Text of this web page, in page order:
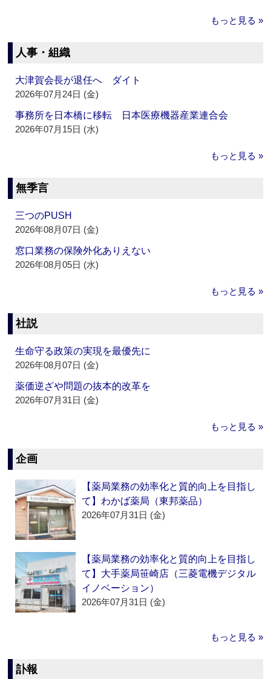
もっと見る »
人事・組織
大津賀会長が退任へ ダイト
2026年07月24日 (金)
事務所を日本橋に移転 日本医療機器産業連合会
2026年07月15日 (水)
もっと見る »
無季言
三つのPUSH
2026年08月07日 (金)
窓口業務の保険外化ありえない
2026年08月05日 (水)
もっと見る »
社説
生命守る政策の実現を最優先に
2026年08月07日 (金)
薬価逆ざや問題の抜本的改革を
2026年07月31日 (金)
もっと見る »
企画
【薬局業務の効率化と質的向上を目指し
て】わかば薬局（東邦薬品）
2026年07月31日 (金)
【薬局業務の効率化と質的向上を目指し
て】大手薬局笹崎店（三菱電機デジタル
イノベーション）
2026年07月31日 (金)
もっと見る »
訃報